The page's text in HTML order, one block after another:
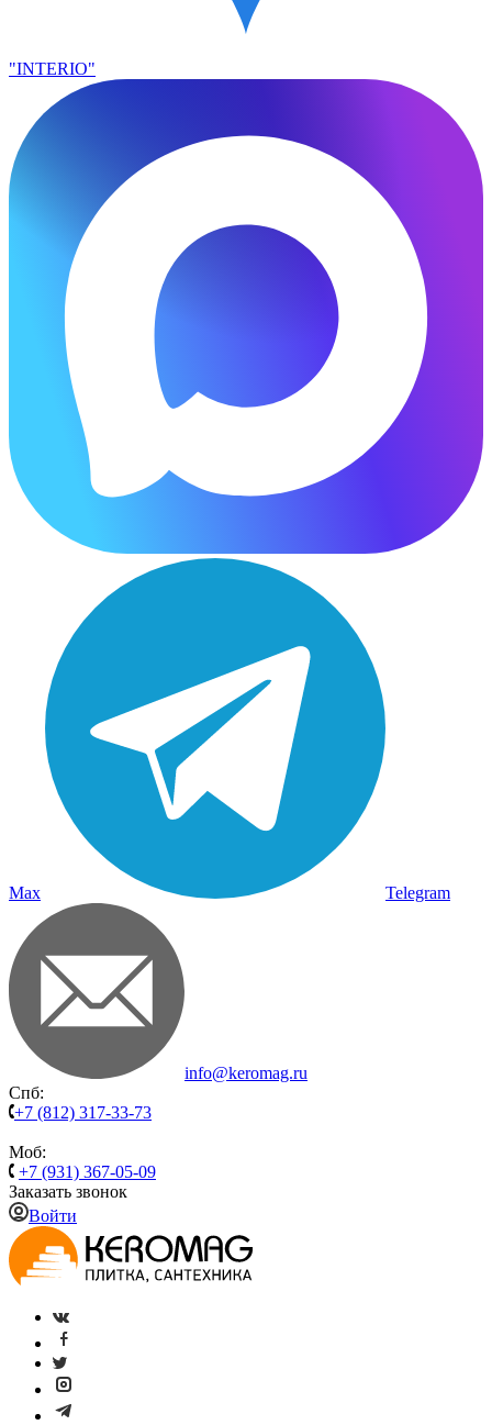
"INTERIO"
Max Telegram
info@keromag.ru
Спб:
+7 (812) 317-33-73
Моб:
+7 (931) 367-05-09
Заказать звонок
Войти